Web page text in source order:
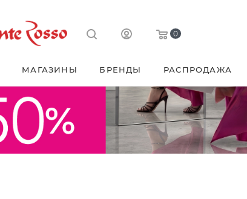
0
МАГАЗИНЫ БРЕНДЫ РАСПРОДАЖА